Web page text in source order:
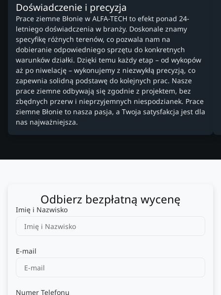
Doświadczenie i precyzja
Prace ziemne Błonie w ALFA-TECH to efekt ponad 24-
letniego doświadczenia w branży. Doskonale znamy
specyfikę różnych terenów, co pozwala nam na
dobieranie odpowiedniego sprzętu do konkretnych
warunków działki. Dzięki temu każdy etap – od wykopów
aż po niwelację – wykonujemy z niezwykłą precyzją, co
zapewnia solidną podstawę do kolejnych prac. Nasze
prace ziemne odbywają się zgodnie z projektem, bez
zbędnych przerw i nieprzyjemnych niespodzianek. Prace
ziemne Błonie to nasza pasja, a Twoja satysfakcja jest dla
nas najważniejsza.
Odbierz bezpłatną wycenę
Imię i Nazwisko
E-mail
Numer Telefonu